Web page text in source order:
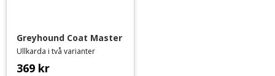
Greyhound Coat Master
Ullkarda i två varianter
369 kr